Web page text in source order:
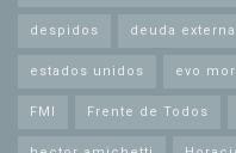
despidos deuda externa
estados unidos evo
FMI Frente de Todos